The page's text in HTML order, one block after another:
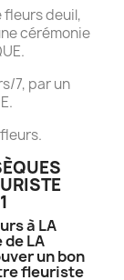
fleurs deuil,
cérémonie
7, par un
à LA
de LA
un bon
fleuriste